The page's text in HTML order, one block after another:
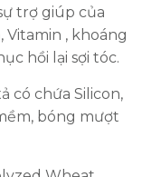
trợ giúp của
Vitamin , khoáng
hồi lại sợi tóc.
có chứa Silicon,
bóng mượt